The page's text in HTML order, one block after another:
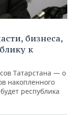
бизнеса,
к
Татарстана — о
накопленного
республика